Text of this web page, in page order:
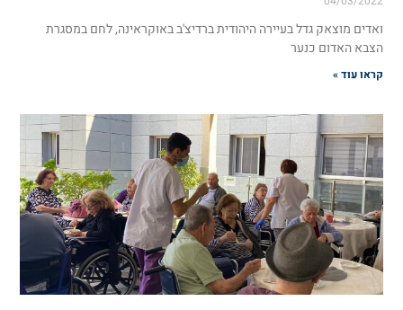
ואדים מוצאק גדל בעיירה היהודית ברדיצ'ב באוקראינה, לחם במסגרת
הצבא האדום כנער
קראו עוד »